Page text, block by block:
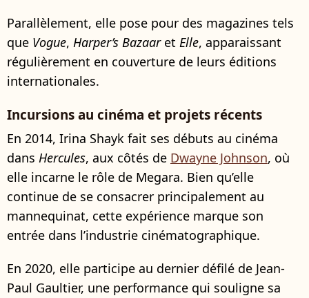
Parallèlement, elle pose pour des magazines tels
que Vogue, Harper’s Bazaaret Elle, apparaissant
régulièrement en couverture de leurs éditions
internationales.
Incursions au cinéma et projets récents
En 2014, Irina Shayk fait ses débuts au cinéma
dans Hercules, aux côtés de Dwayne Johnson, où
elle incarne le rôle de Megara. Bien qu’elle
continue de se consacrer principalement au
mannequinat, cette expérience marque son
entrée dans l’industrie cinématographique.
En 2020, elle participe au dernier défilé de Jean-
Paul Gaultier, une performance qui souligne sa